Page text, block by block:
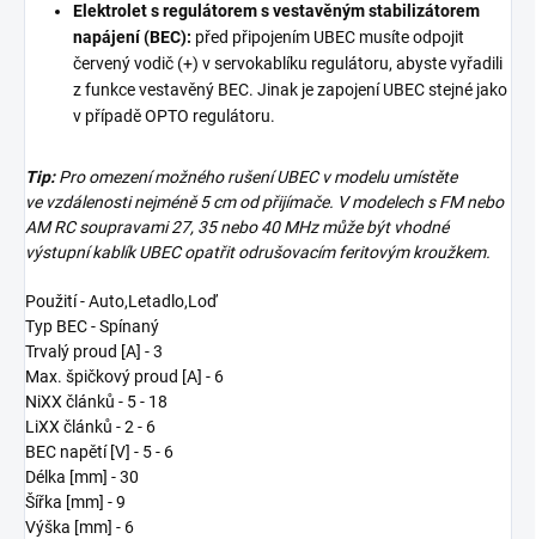
Elektrolet s regulátorem s vestavěným stabilizátorem
napájení (BEC): před připojením UBEC musíte odpojit
červený vodič (+) v servokablíku regulátoru, abyste vyřadili
z funkce vestavěný BEC. Jinak je zapojení UBEC stejné jako
v případě OPTO regulátoru.
Tip: Pro omezení možného rušení UBEC v modelu umístěte
ve vzdálenosti nejméně 5 cm od přijímače. V modelech s FM nebo
AM RC soupravami 27, 35 nebo 40 MHz může být vhodné
výstupní kablík UBEC opatřit odrušovacím feritovým kroužkem.
Použití - Auto,Letadlo,Loď
Typ BEC - Spínaný
Trvalý proud [A] - 3
Max. špičkový proud [A] - 6
NiXX článků - 5 - 18
LiXX článků - 2 - 6
BEC napětí [V] - 5 - 6
Délka [mm] - 30
Šířka [mm] - 9
Výška [mm] - 6